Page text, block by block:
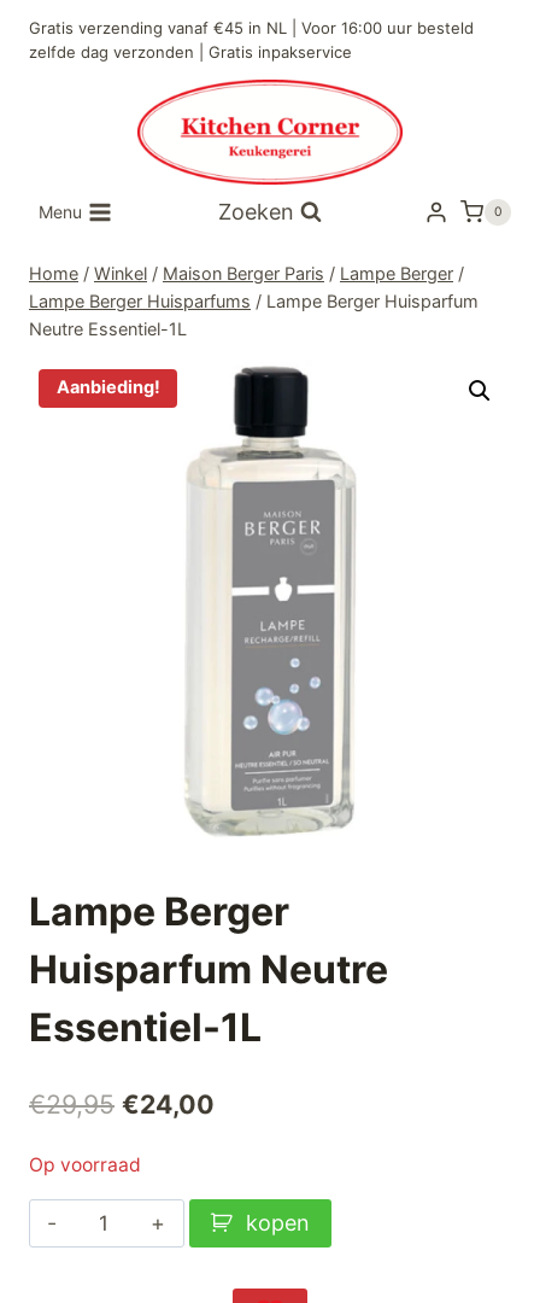
naar
Gratis verzending vanaf €45 in NL | Voor 16:00 uur besteld
zelfde dag verzonden | Gratis inpakservice
Menu Zoeken 0
Home / Winkel / Maison Berger Paris / Lampe Berger /
Lampe Berger Huisparfums / Lampe Berger Huisparfum
Neutre Essentiel-1L
Aanbieding!
Lampe Berger
Huisparfum Neutre
Essentiel-1L
€29,95 Oorspronkelijke
€29,95.
€24,00
€24,00.
Op voorraad
Lampe
Berger
kopen